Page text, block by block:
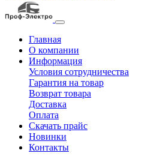
Главная
О компании
Информация
Условия сотрудничества
Гарантия на товар
Возврат товара
Доставка
Оплата
Скачать прайс
Новинки
Контакты